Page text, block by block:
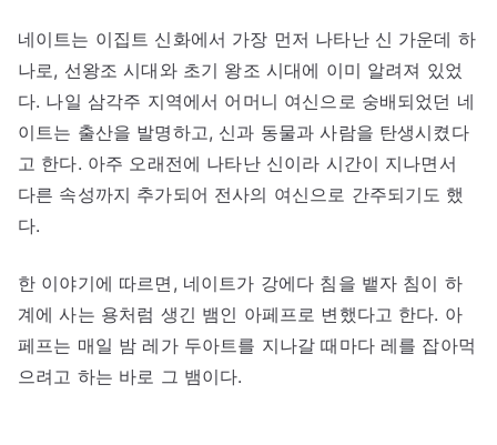
네이트는 이집트 신화에서 가장 먼저 나타난 신 가운데 하
나로, 선왕조 시대와 초기 왕조 시대에 이미 알려져 있었
다. 나일 삼각주 지역에서 어머니 여신으로 숭배되었던 네
이트는 출산을 발명하고, 신과 동물과 사람을 탄생시켰다
고 한다. 아주 오래전에 나타난 신이라 시간이 지나면서
다른 속성까지 추가되어 전사의 여신으로 간주되기도 했
다.
한 이야기에 따르면, 네이트가 강에다 침을 뱉자 침이 하
계에 사는 용처럼 생긴 뱀인 아페프로 변했다고 한다. 아
페프는 매일 밤 레가 두아트를 지나갈 때마다 레를 잡아먹
으려고 하는 바로 그 뱀이다.